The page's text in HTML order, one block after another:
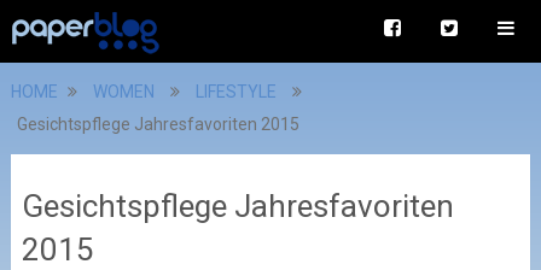
HOME WOMEN
LIFESTYLE
Gesichtspflege Jahresfavoriten 2015
Gesichtspflege Jahresfavoriten
2015